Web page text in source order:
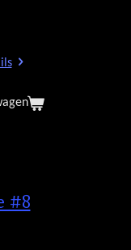
#8